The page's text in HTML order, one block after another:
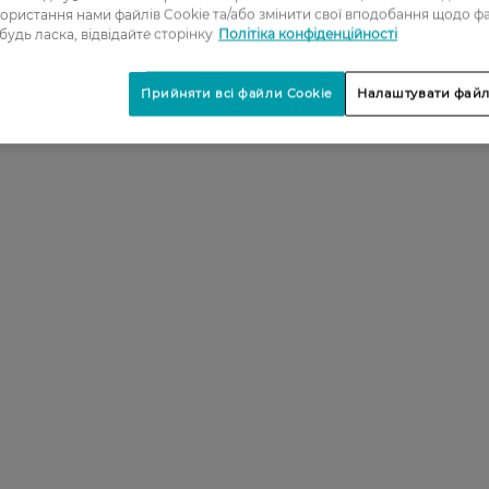
нами файлів Cookie та/або змінити свої вподобання щодо
ласка, відвідайте сторінку Політіка конфіденційності
Налаштувати
Прийняти всі файли Cookie